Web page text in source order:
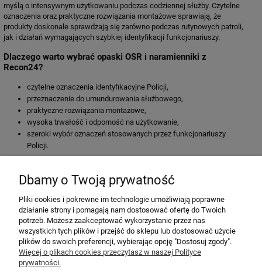
myślą o intensywnym użytkowaniu podczas codziennej służby. Czytelne
oznaczenia oraz praktyczne rozwiązania montażowe sprawiają, że
produkty doskonale sprawdzają się zarówno podczas rutynowych patroli,
jak i działań wymagających szybkiej identyfikacji funkcjonariuszy.
Dlaczego warto wybrać opaski OSR i naramienniki z
Recon24?
czytelne oznaczenia identyfikacyjne Policji,
przeznaczenie do umundurowania służbowego,
praktyczne rozwiązania montażowe,
wysoka trwałość i odporność na użytkowanie,
szeroki wybór oznaczeń stosowanych przez funkcjonariuszy
Policji.
szybkiego rozpoznania OSR lub naramienników policyjnych, w tej
kategorii znajdziesz produkty przeznaczone do codziennego
wykorzystania podczas realizacji zadań służbowych.
MOJE KONTO
POMOC
Dbamy o Twoją prywatność
Pliki cookies i pokrewne im technologie umożliwiają poprawne
działanie strony i pomagają nam dostosować ofertę do Twoich
potrzeb. Możesz zaakceptować wykorzystanie przez nas
wszystkich tych plików i przejść do sklepu lub dostosować użycie
plików do swoich preferencji, wybierając opcję "Dostosuj zgody".
Więcej o plikach cookies przeczytasz w naszej Polityce
prywatności.